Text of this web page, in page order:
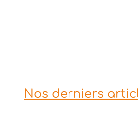
Nos derniers